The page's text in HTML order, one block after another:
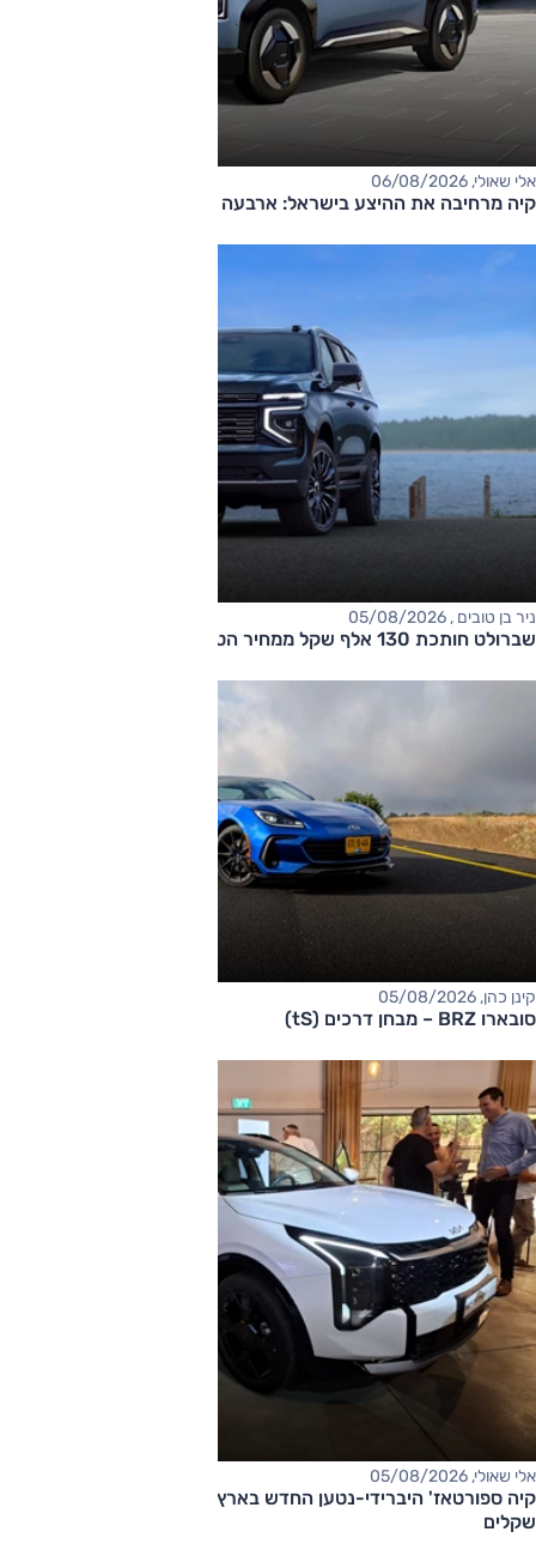
אלי שאולי, 06/08/2026
קיה מרחיבה את ההיצע בישראל: ארבעה דגמים חדשים בדרך
ניר בן טובים , 05/08/2026
שברולט חותכת 130 אלף שקל ממחיר הטאהו
קינן כהן, 05/08/2026
סובארו BRZ – מבחן דרכים (tS)
אלי שאולי, 05/08/2026
שקלים